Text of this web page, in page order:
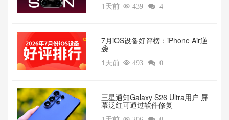
1天前  439  4
7月iOS设备好评榜：iPhone Air逆
袭
1天前  493  0
三星通知Galaxy S26 Ultra用户 屏
幕泛红可通过软件修复